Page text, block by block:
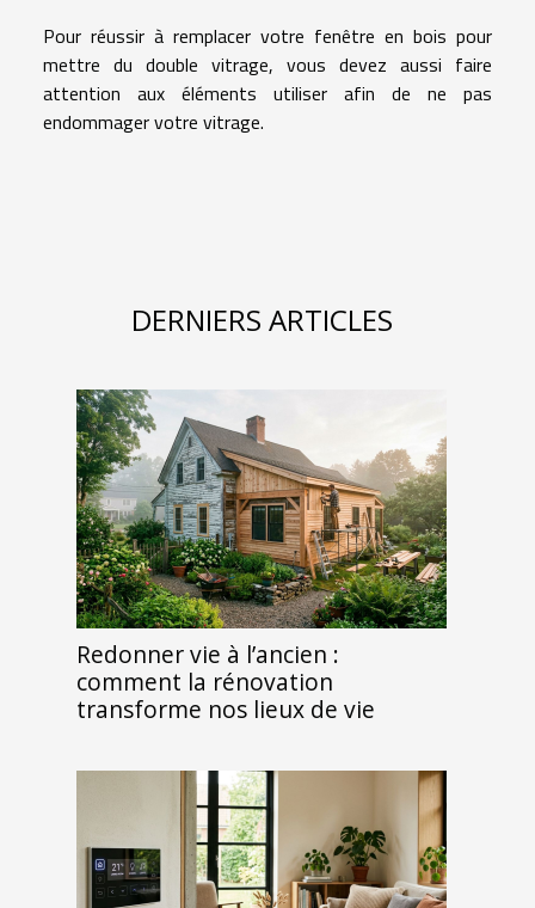
Pour réussir à remplacer votre fenêtre en bois pour
mettre du double vitrage, vous devez aussi faire
attention aux éléments utiliser afin de ne pas
endommager votre vitrage.
DERNIERS ARTICLES
Redonner vie à l’ancien :
comment la rénovation
transforme nos lieux de vie